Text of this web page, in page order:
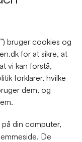
bruger cookies og
for at sikre, at
vi kan forstå,
forklarer, hvilke
dem, og
din computer,
De